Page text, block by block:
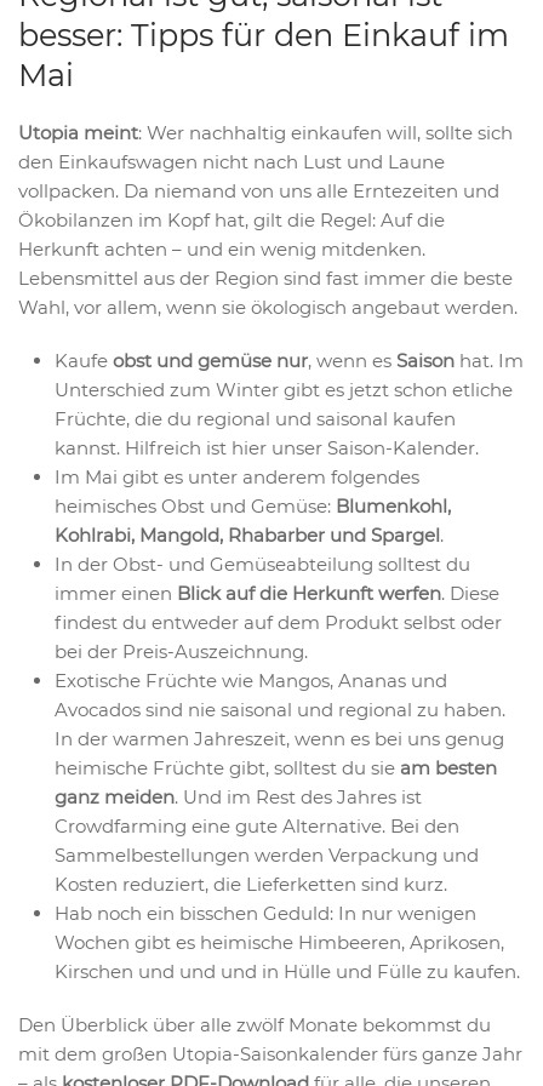
besser: Tipps für den Einkauf im
Mai
Utopia meint: Wer nachhaltig einkaufen will, sollte sich
den Einkaufswagen nicht nach Lust und Laune
vollpacken. Da niemand von uns alle Erntezeiten und
Ökobilanzen im Kopf hat, gilt die Regel: Auf die
Herkunft achten – und ein wenig mitdenken.
Lebensmittel aus der Region sind fast immer die beste
Wahl, vor allem, wenn sie ökologisch angebaut werden.
Kaufe obst und gemüse nur, wenn es Saison hat. Im
Unterschied zum Winter gibt es jetzt schon etliche
Früchte, die du regional und saisonal kaufen
kannst. Hilfreich ist hier unser Saison-Kalender.
Im Mai gibt es unter anderem folgendes
heimisches Obst und Gemüse: Blumenkohl,
Kohlrabi, Mangold, Rhabarber und Spargel.
In der Obst- und Gemüseabteilung solltest du
immer einen Blick auf die Herkunft werfen. Diese
findest du entweder auf dem Produkt selbst oder
bei der Preis-Auszeichnung.
Exotische Früchte wie Mangos, Ananas und
Avocados sind nie saisonal und regional zu haben.
In der warmen Jahreszeit, wenn es bei uns genug
heimische Früchte gibt, solltest du sie am besten
ganz meiden. Und im Rest des Jahres ist
Crowdfarming eine gute Alternative. Bei den
Sammelbestellungen werden Verpackung und
Kosten reduziert, die Lieferketten sind kurz.
Hab noch ein bisschen Geduld: In nur wenigen
Wochen gibt es heimische Himbeeren, Aprikosen,
Kirschen und und und in Hülle und Fülle zu kaufen.
Den Überblick über alle zwölf Monate bekommst du
mit dem großen Utopia-Saisonkalender fürs ganze Jahr